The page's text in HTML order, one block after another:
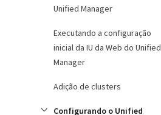
Unified Manager
Executando a configuração
inicial da IU da Web do Unified
Manager
Adição de clusters
Configurando o Unified